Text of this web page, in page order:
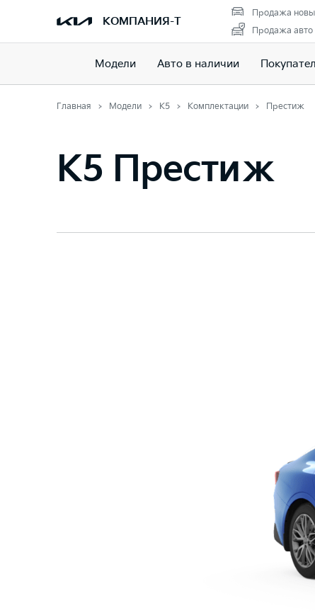
КОМПАНИЯ-Т
Продажа
Продажа авто
Модели Авто в наличии
Главная Модели K5 Комплектации Престиж
K5 Престиж